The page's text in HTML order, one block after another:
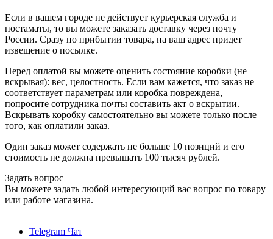
Если в вашем городе не действует курьерская служба и
постаматы, то вы можете заказать доставку через почту
России. Сразу по прибытии товара, на ваш адрес придет
извещение о посылке.
Перед оплатой вы можете оценить состояние коробки (не
вскрывая): вес, целостность. Если вам кажется, что заказ не
соответствует параметрам или коробка повреждена,
попросите сотрудника почты составить акт о вскрытии.
Вскрывать коробку самостоятельно вы можете только после
того, как оплатили заказ.
Один заказ может содержать не больше 10 позиций и его
стоимость не должна превышать 100 тысяч рублей.
Задать вопрос
Вы можете задать любой интересующий вас вопрос по товару
или работе магазина.
Telegram Чат